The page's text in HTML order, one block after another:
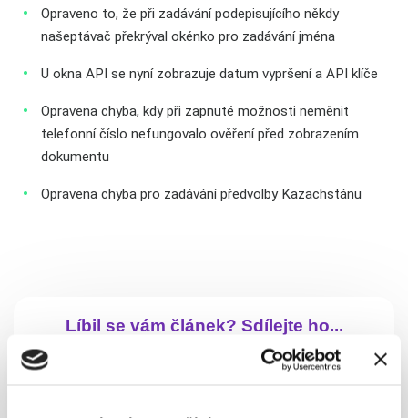
Opraveno to, že při zadávání podepisujícího někdy
našeptávač překrýval okénko pro zadávání jména
U okna API se nyní zobrazuje datum vypršení a API klíče
Opravena chyba, kdy při zapnuté možnosti neměnit
telefonní číslo nefungovalo ověření před zobrazením
dokumentu
Opravena chyba pro zadávání předvolby Kazachstánu
Líbil se vám článek? Sdílejte ho...